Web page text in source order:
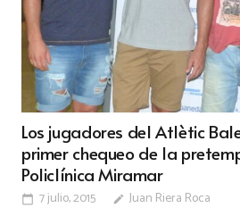
Los jugadores del Atlètic
primer chequeo de la
Policlínica Miramar
calendar_today 7 julio, 2015 edit Juan Riera Roca